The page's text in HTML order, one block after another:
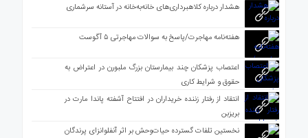
هشدار درباره کلاهبرداری‌های خانه‌به‌خانه در آستانه سرشماری
هفته‌نامه مهاجرت/پاسخ به سوالات مهاجرتی ۵ آگوست
اعتصاب پزشکان چند بیمارستان بزرگ ملبورن در اعتراض به
حقوق و شرایط کاری
انتقاد از رفتار زننده خریداران در افتتاح آشفته پاندا مارت در
بریزبن
نخستین تلفات گسترده حیات‌وحش بر اثر آنفلوانزای پرندگان